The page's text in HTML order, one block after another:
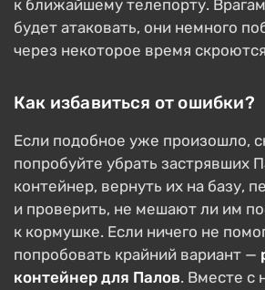
к ближайшему телепорту.
будет атаковать, они немного
через некоторое время
Как избавиться от ошибки?
Если подобное уже произошло,
попробуйте убрать застрявших
контейнер, вернуть их на базу,
и проверить, не мешают ли им
к кормушке. Если ничего не
попробовать крайний вариант —
контейнер для Палов. Вместе с